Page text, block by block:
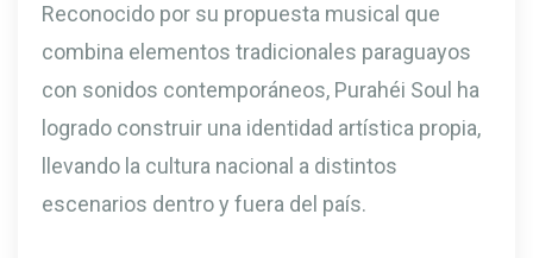
Reconocido por su propuesta musical que
combina elementos tradicionales paraguayos
con sonidos contemporáneos, Purahéi Soul ha
logrado construir una identidad artística propia,
llevando la cultura nacional a distintos
escenarios dentro y fuera del país.